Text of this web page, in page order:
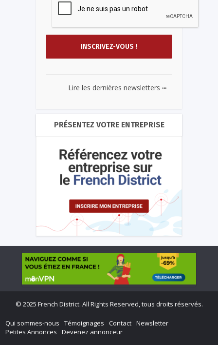
Lire les dernières newsletters ...
PRÉSENTEZ VOTRE ENTREPRISE
© 2025 French District. All Rights Reserved, tous droits réservés.
Qui sommes-nous Témoignages Contact Newsletter
Petites Annonces
Devenez annonceur